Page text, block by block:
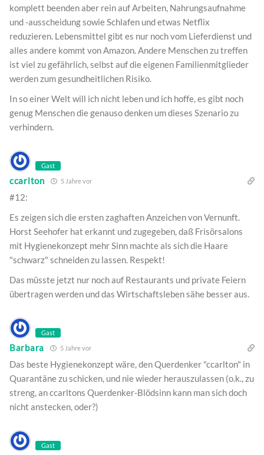
komplett beenden aber rein auf Arbeiten, Nahrungsaufnahme
und -ausscheidung sowie Schlafen und etwas Netflix
reduzieren. Lebensmittel gibt es nur noch vom Lieferdienst und
alles andere kommt von Amazon. Andere Menschen zu treffen
ist viel zu gefährlich, selbst auf die eigenen Familienmitglieder
werden zum gesundheitlichen Risiko.
In so einer Welt will ich nicht leben und ich hoffe, es gibt noch
genug Menschen die genauso denken um dieses Szenario zu
verhindern.
Gast
ccarlton 5 Jahre vor
#12:
Es zeigen sich die ersten zaghaften Anzeichen von Vernunft.
Horst Seehofer hat erkannt und zugegeben, daß Frisörsalons
mit Hygienekonzept mehr Sinn machte als sich die Haare
"schwarz" schneiden zu lassen. Respekt!
Das müsste jetzt nur noch auf Restaurants und private Feiern
übertragen werden und das Wirtschaftsleben sähe besser aus.
Gast
Barbara 5 Jahre vor
Das beste Hygienekonzept wäre, den Querdenker "ccarlton" in
Quarantäne zu schicken, und nie wieder herauszulassen (o.k., zu
streng, an ccarltons Querdenker-Blödsinn kann man sich doch
nicht anstecken, oder?)
Gast